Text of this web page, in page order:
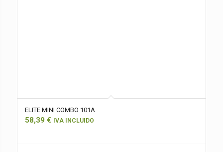
ELITE MINI COMBO 101A
58,39 € IVA INCLUIDO